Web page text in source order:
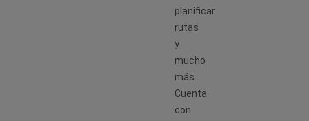
planificar
rutas
y
mucho
más.
Cuenta
con